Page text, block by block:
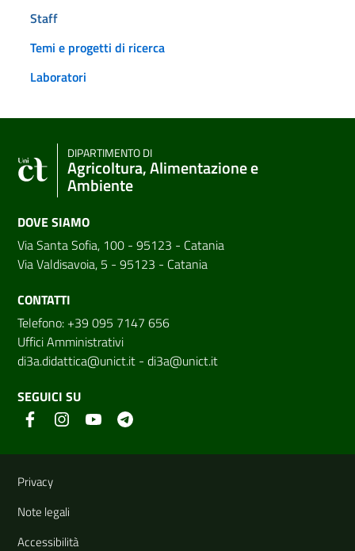
Staff
Temi e progetti di ricerca
Laboratori
DIPARTIMENTO DI
Agricoltura, Alimentazione e
Ambiente
DOVE SIAMO
Via Santa Sofia, 100 - 95123 - Catania
Via Valdisavoia, 5 - 95123 - Catania
CONTATTI
Telefono: +39 095 7147 656
Uffici Amministrativi
di3a.didattica@unict.it - di3a@unict.it
SEGUICI SU
Link e informazioni utili
Privacy
Note legali
Accessibilità